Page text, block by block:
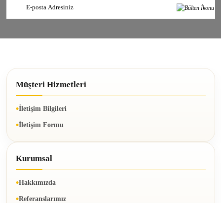
Müşteri Hizmetleri
İletişim Bilgileri
İletişim Formu
Kurumsal
Hakkımızda
Referanslarımız